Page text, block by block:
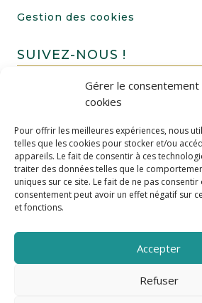
Gérer le consentement
cookies
Pour offrir les meilleures expériences, nous
telles que les cookies pour stocker et/ou
appareils. Le fait de consentir à ces
traiter des données telles que le
uniques sur ce site. Le fait de ne pas
consentement peut avoir un effet négatif sur
et fonctions.
Accepter
Refuser
Gestion des cookies
SUIVEZ-NOUS !
FAIRE UN DON